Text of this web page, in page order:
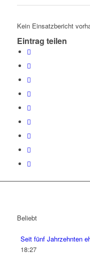
Kein Einsatzbericht
Eintrag teilen
Beliebt
Seit fünf Jahrzehnten
18:27